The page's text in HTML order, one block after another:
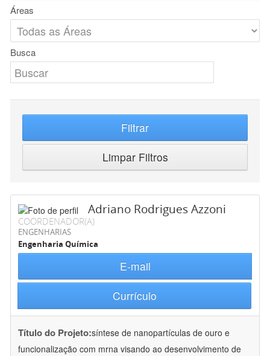
Áreas
Busca
Filtrar
Limpar Filtros
Adriano Rodrigues Azzoni
COORDENADOR(A)
ENGENHARIAS
Engenharia Química
E-mail
Currículo
Título do Projeto:síntese de nanopartículas de ouro e
funcionalização com mrna visando ao desenvolvimento de